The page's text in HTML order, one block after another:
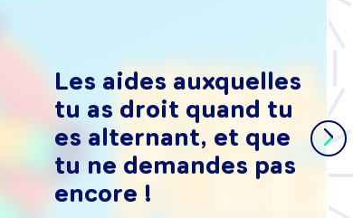
Les aides auxquelles
tu as droit quand tu
es alternant, et que
tu ne demandes pas
encore !